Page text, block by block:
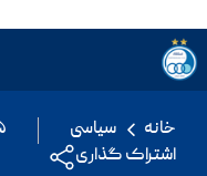
خانه سیاسی
اشتراک گذاری